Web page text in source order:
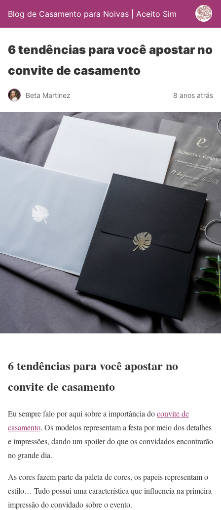
Blog de Casamento para Noivas | Aceito Sim
6 tendências para você apostar no
convite de casamento
Beta Martinez 8 anos atrás
6 tendências para você apostar no
convite de casamento
Eu sempre falo por aqui sobre a importância doconvite de
casamento. Os modelos representam a festa por meio dos detalhes
e impressões, dando um spoiler do que os convidados encontrarão
no grande dia.
As cores fazem parte da paleta de cores, os papeis representam o
estilo… Tudo possui uma característica que influencia na primeira
impressão do convidado sobre o evento.